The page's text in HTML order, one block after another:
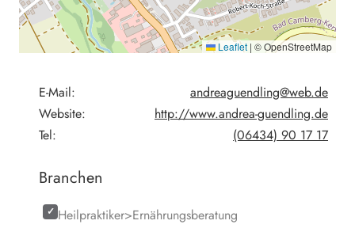
Leaflet | © OpenStreetMap
E-Mail:
andreaguendling@web.de
Website:
http://www.andrea-guendling.de
Tel:
(06434) 90 17 17
Branchen
Heilpraktiker>Ernährungsberatung